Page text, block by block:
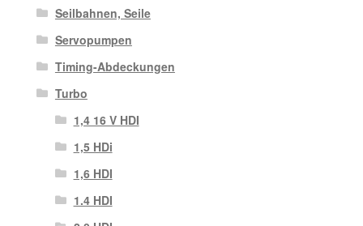
Seilbahnen, Seile
Servopumpen
Timing-Abdeckungen
Turbo
1,4 16 V HDI
1,5 HDi
1,6 HDI
1.4 HDI